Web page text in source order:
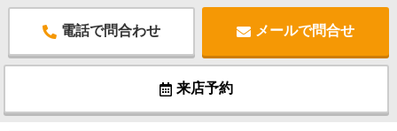
電話で問合わせ メールで問合せ
来店予約